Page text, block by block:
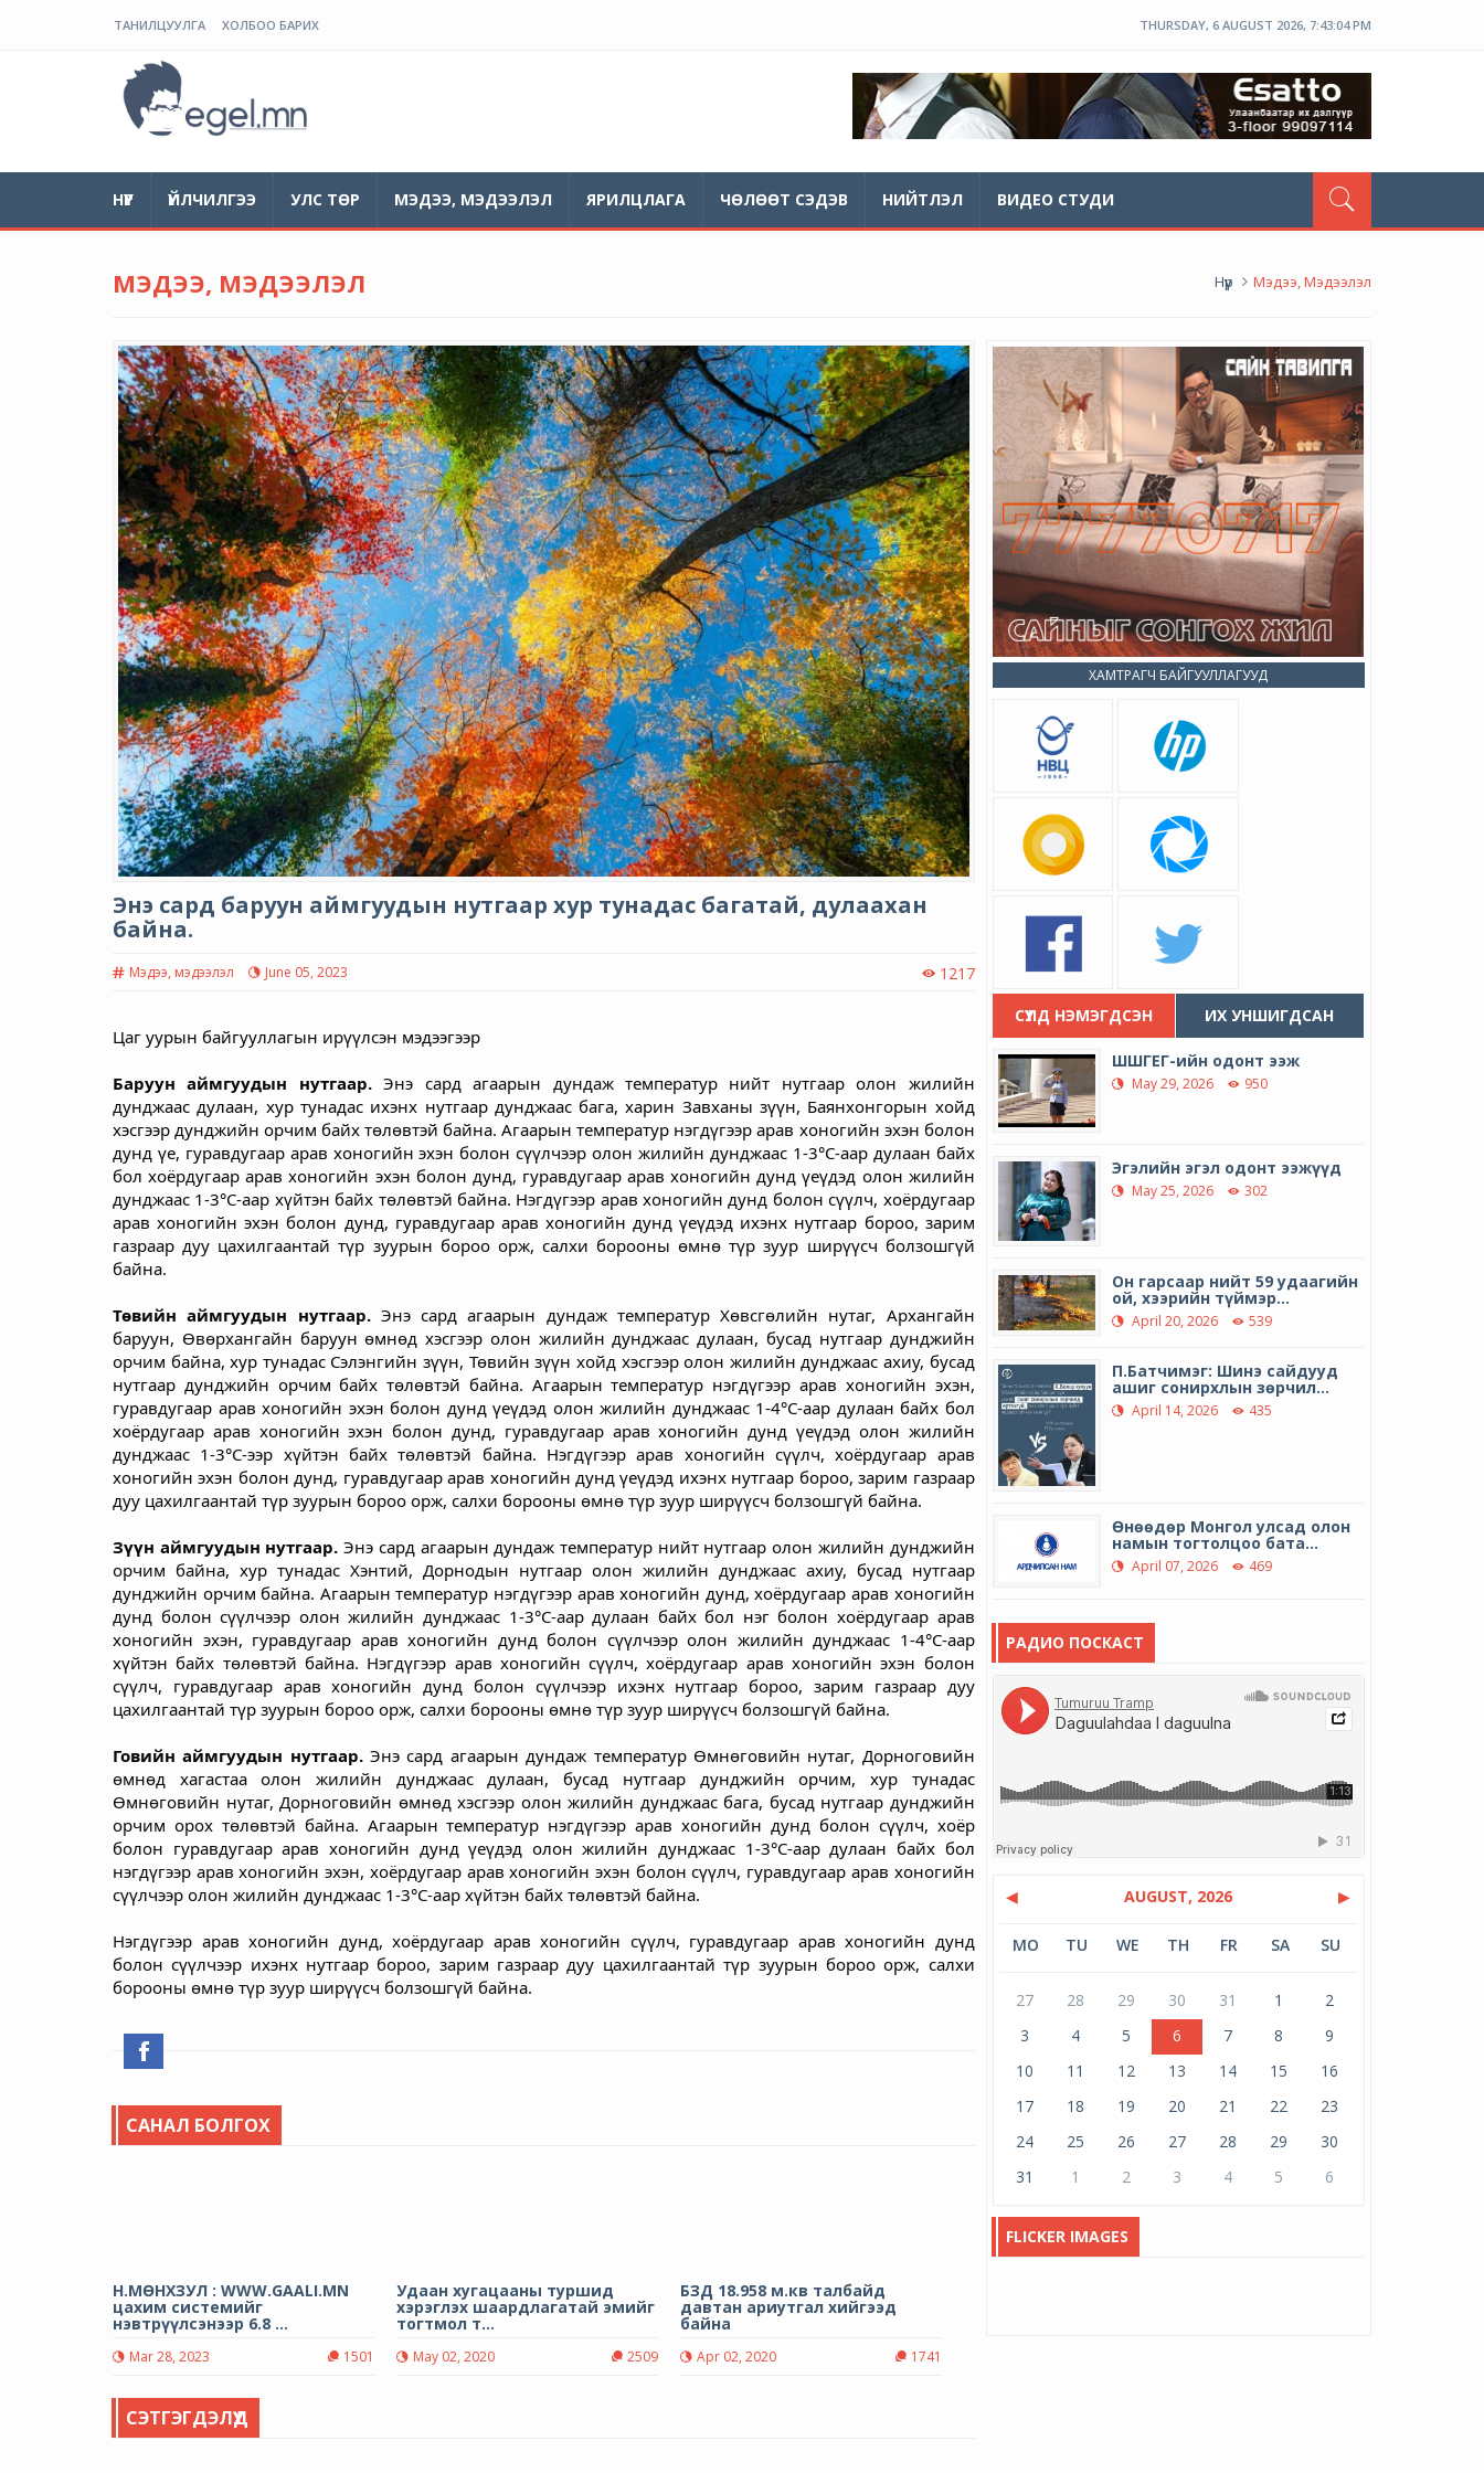
ТАНИЛЦУУЛГА ХОЛБОО БАРИХ THURSDAY, 6 AUGUST 2026, 7:43:05 PM
НҮҮР ҮЙЛЧИЛГЭЭ УЛС ТӨР МЭДЭЭ, МЭДЭЭЛЭЛ ЯРИЛЦЛАГА ЧӨЛӨӨТ СЭДЭВ НИЙТЛЭЛ ВИДЕО СТУДИ
МЭДЭЭ, МЭДЭЭЛЭЛ Нүүр Мэдээ, Мэдээлэл
Энэ сард баруун аймгуудын нутгаар хур тунадас багатай, дулаахан
байна.
Мэдээ, мэдээлэл June 05, 2023 1217
Цаг уурын байгууллагын ирүүлсэн мэдээгээр
Баруун аймгуудын нутгаар. Энэ сард агаарын дундаж температур нийт нутгаар олон жилийн
дунджаас дулаан, хур тунадас ихэнх нутгаар дунджаас бага, харин Завханы зүүн, Баянхонгорын хойд
хэсгээр дунджийн орчим байх төлөвтэй байна. Агаарын температур нэгдүгээр арав хоногийн эхэн болон
дунд үе, гуравдугаар арав хоногийн эхэн болон сүүлчээр олон жилийн дунджаас 1-3°С-аар дулаан байх
бол хоёрдугаар арав хоногийн эхэн болон дунд, гуравдугаар арав хоногийн дунд үеүдэд олон жилийн
дунджаас 1-3°С-аар хүйтэн байх төлөвтэй байна. Нэгдүгээр арав хоногийн дунд болон сүүлч, хоёрдугаар
арав хоногийн эхэн болон дунд, гуравдугаар арав хоногийн дунд үеүдэд ихэнх нутгаар бороо, зарим
газраар дуу цахилгаантай түр зуурын бороо орж, салхи борооны өмнө түр зуур ширүүсч болзошгүй
байна.
Төвийн аймгуудын нутгаар. Энэ сард агаарын дундаж температур Хөвсгөлийн нутаг, Архангайн
баруун, Өвөрхангайн баруун өмнөд хэсгээр олон жилийн дунджаас дулаан, бусад нутгаар дунджийн
орчим байна, хур тунадас Сэлэнгийн зүүн, Төвийн зүүн хойд хэсгээр олон жилийн дунджаас ахиу, бусад
нутгаар дунджийн орчим байх төлөвтэй байна. Агаарын температур нэгдүгээр арав хоногийн эхэн,
гуравдугаар арав хоногийн эхэн болон дунд үеүдэд олон жилийн дунджаас 1-4°С-аар дулаан байх бол
хоёрдугаар арав хоногийн эхэн болон дунд, гуравдугаар арав хоногийн дунд үеүдэд олон жилийн
дунджаас 1-3°С-ээр хүйтэн байх төлөвтэй байна. Нэгдүгээр арав хоногийн сүүлч, хоёрдугаар арав
хоногийн эхэн болон дунд, гуравдугаар арав хоногийн дунд үеүдэд ихэнх нутгаар бороо, зарим газраар
дуу цахилгаантай түр зуурын бороо орж, салхи борооны өмнө түр зуур ширүүсч болзошгүй байна.
Зүүн аймгуудын нутгаар. Энэ сард агаарын дундаж температур нийт нутгаар олон жилийн дунджийн
орчим байна, хур тунадас Хэнтий, Дорнодын нутгаар олон жилийн дунджаас ахиу, бусад нутгаар
дунджийн орчим байна. Агаарын температур нэгдүгээр арав хоногийн дунд, хоёрдугаар арав хоногийн
дунд болон сүүлчээр олон жилийн дунджаас 1-3°С-аар дулаан байх бол нэг болон хоёрдугаар арав
хоногийн эхэн, гуравдугаар арав хоногийн дунд болон сүүлчээр олон жилийн дунджаас 1-4°С-аар
хүйтэн байх төлөвтэй байна. Нэгдүгээр арав хоногийн сүүлч, хоёрдугаар арав хоногийн эхэн болон
сүүлч, гуравдугаар арав хоногийн дунд болон сүүлчээр ихэнх нутгаар бороо, зарим газраар дуу
цахилгаантай түр зуурын бороо орж, салхи борооны өмнө түр зуур ширүүсч болзошгүй байна.
Говийн аймгуудын нутгаар. Энэ сард агаарын дундаж температур Өмнөговийн нутаг, Дорноговийн
өмнөд хагастаа олон жилийн дунджаас дулаан, бусад нутгаар дунджийн орчим, хур тунадас
Өмнөговийн нутаг, Дорноговийн өмнөд хэсгээр олон жилийн дунджаас бага, бусад нутгаар дунджийн
орчим орох төлөвтэй байна. Агаарын температур нэгдүгээр арав хоногийн дунд болон сүүлч, хоёр
болон гуравдугаар арав хоногийн дунд үеүдэд олон жилийн дунджаас 1-3°С-аар дулаан байх бол
нэгдүгээр арав хоногийн эхэн, хоёрдугаар арав хоногийн эхэн болон сүүлч, гуравдугаар арав хоногийн
сүүлчээр олон жилийн дунджаас 1-3°С-аар хүйтэн байх төлөвтэй байна.
Нэгдүгээр арав хоногийн дунд, хоёрдугаар арав хоногийн сүүлч, гуравдугаар арав хоногийн дунд
болон сүүлчээр ихэнх нутгаар бороо, зарим газраар дуу цахилгаантай түр зуурын бороо орж, салхи
борооны өмнө түр зуур ширүүсч болзошгүй байна.
САНАЛ БОЛГОХ
Н.МӨНХЗУЛ : WWW.GAALI.MN
цахим системийг
нэвтрүүлсэнээр 6.8 ...
Mar 28, 2023 1501
Удаан хугацааны туршид
хэрэглэх шаардлагатай эмийг
тогтмол т...
May 02, 2020 2509
БЗД 18.958 м.кв талбайд
давтан ариутгал хийгээд
байна
Apr 02, 2020 1741
СЭТГЭГДЭЛҮҮД
ХАМТРАГЧ БАЙГУУЛЛАГУУД
СҮҮЛД НЭМЭГДСЭН ИХ УНШИГДСАН
ШШГЕГ-ийн одонт ээж
May 29, 2026 950
Эгэлийн эгэл одонт ээжүүд
May 25, 2026 302
Он гарсаар нийт 59 удаагийн
ой, хээрийн түймэр...
April 20, 2026 539
П.Батчимэг: Шинэ сайдууд
ашиг сонирхлын зөрчил...
April 14, 2026 435
Өнөөдөр Монгол улсад олон
намын тогтолцоо бата...
April 07, 2026 469
Дэлхийн эрүүл мэндийн өдөр
April 07, 2026
МУГЖ Б.Туяа: Инээд бол аз
жаргал
April 01, 2026
Гэр хорооллын айл өрхийн
шөнийн цахилгааны тар...
хамгаалав
March 06, 2026 2727
Улаанбаатар хотын
543 ...
АН-ын дарга О.Цогтгэрэлийн
гал морин жилийн ан...
February 23, 2026
“Ардчиллын гэрэгэ”-г
РАДИО ПОСКАСТ
◀ AUGUST, 2026 ▶
MO TU WE TH FR SA SU
27 28 29 30 31 1
2
3
4 5 6 7 8
9
10
11 12 13 14 15
16
17
18 19 20 21 22
23
24
25 26 27 28 29
30
31
1 2 3 4 5 6
FLICKER IMAGES